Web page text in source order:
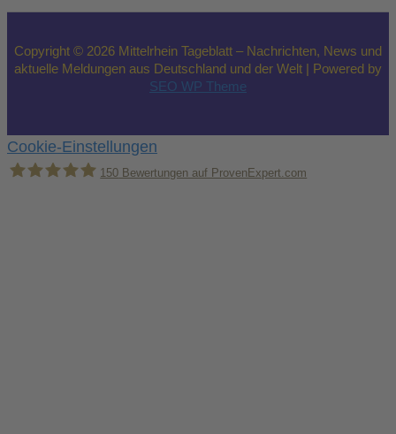
Copyright © 2026 Mittelrhein Tageblatt – Nachrichten, News und
aktuelle Meldungen aus Deutschland und der Welt | Powered by
SEO WP Theme
Cookie-Einstellungen
150 Bewertungen auf ProvenExpert.com